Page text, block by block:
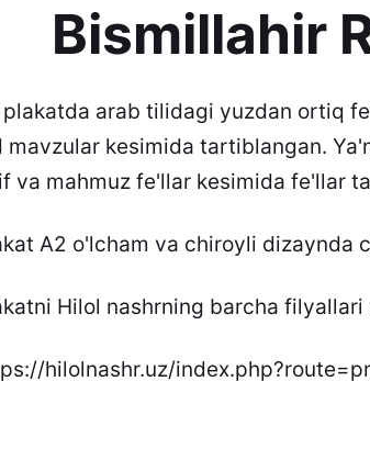
Bismillahir
plakatda arab tilidagi yuzdan ortiq
mavzular kesimida tartiblangan.
va mahmuz fe'llar kesimida fe'llar
A2 o'lcham va chiroyli dizaynda
Hilol nashrning barcha
hilolnashr.uz/